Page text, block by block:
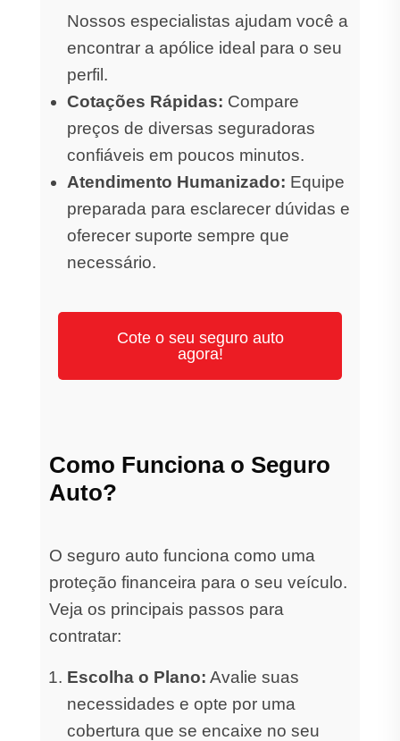
Nossos especialistas ajudam você a
encontrar a apólice ideal para o seu
perfil.
Cotações Rápidas: Compare
preços de diversas seguradoras
confiáveis em poucos minutos.
Atendimento Humanizado: Equipe
preparada para esclarecer dúvidas e
oferecer suporte sempre que
necessário.
Cote o seu seguro auto
agora!
Como Funciona o Seguro
Auto?
O seguro auto funciona como uma
proteção financeira para o seu veículo.
Veja os principais passos para
contratar:
Escolha o Plano: Avalie suas
necessidades e opte por uma
cobertura que se encaixe no seu